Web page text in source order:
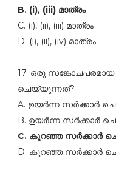
B. (i), (iii) മാത്രം
C. (i), (ii), (iii) മാത്രം
D. (i), (ii), (iv) മാത്രം
17. ഒരു
ചെയ്യുന്നത്‌?
A. ഉയര്‍ന്ന സര്‍ക്കാര്‍
B. ഉയര്‍ന്ന സര്‍ക്കാര്‍
C. കുറഞ്ഞ സര്‍ക്കാര്‍
D. കുറഞ്ഞ സര്‍ക്കാര്‍